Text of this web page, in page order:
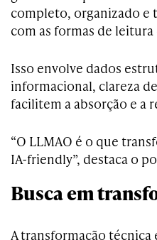
completo, organizado e
com as formas de
Isso envolve dados
informacional, clareza
facilitem a absorção e a
“O LLMAO é o que
IA-friendly”, destaca o
Busca em
A transformação